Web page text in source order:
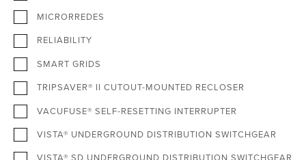
MICRORREDES
RELIABILITY
SMART GRIDS
TRIPSAVER® II CUTOUT-MOUNTED RECLOSER
VACUFUSE® SELF-RESETTING INTERRUPTER
VISTA® UNDERGROUND DISTRIBUTION SWITCHGEAR
VISTA® SD UNDERGROUND DISTRIBUTION SWITCHGEAR